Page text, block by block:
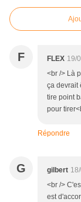
F FLEX 19/
<br /> Là
ça devrait
tire point
pour
Répondre
G gilbert
<br />
est